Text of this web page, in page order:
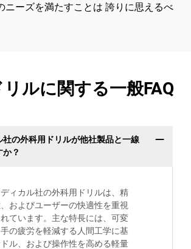
ニーズを満たすことは 誇りに思えるべ
ルに関する一般FAQ
の外科用ドリルが他社製品と一線
？
ィカル社の外科用ドリルは、精
およびユーザーの快適性を重視
ています。主な特長には、可変
の疲労を軽減する人間工学に基
ル、および操作性を高める軽量